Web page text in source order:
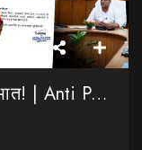
रिश्वत कू रैलू अर कमीशन की मीट भात! | Anti Paper Leak Bill 2026 | Saptahik Chhiprat